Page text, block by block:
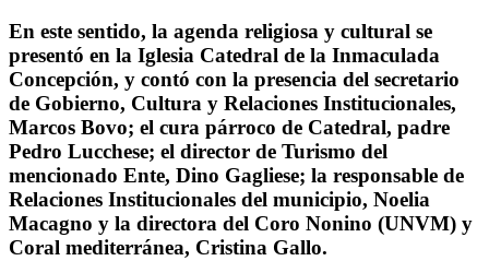
En este sentido, la agenda religiosa y cultural se
presentó en la Iglesia Catedral de la Inmaculada
Concepción, y contó con la presencia del secretario
de Gobierno, Cultura y Relaciones Institucionales,
Marcos Bovo; el cura párroco de Catedral, padre
Pedro Lucchese; el director de Turismo del
mencionado Ente, Dino Gagliese; la responsable de
Relaciones Institucionales del municipio, Noelia
Macagno y la directora del Coro Nonino (UNVM) y
Coral mediterránea, Cristina Gallo.